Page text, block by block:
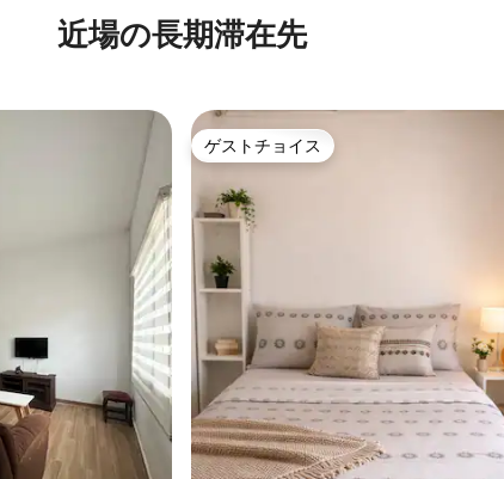
近場の長期滞在先
ゲストチョイス
ゲストチョイス